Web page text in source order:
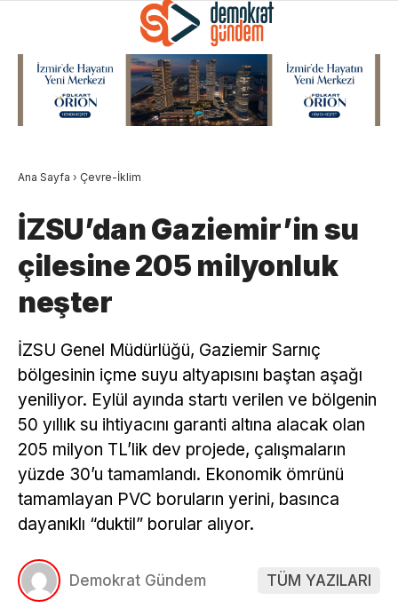
Ana Sayfa › Çevre-İklim
İZSU’dan Gaziemir’in su
çilesine 205 milyonluk
neşter
İZSU Genel Müdürlüğü, Gaziemir Sarnıç
bölgesinin içme suyu altyapısını baştan aşağı
yeniliyor. Eylül ayında startı verilen ve bölgenin
50 yıllık su ihtiyacını garanti altına alacak olan
205 milyon TL’lik dev projede, çalışmaların
yüzde 30’u tamamlandı. Ekonomik ömrünü
tamamlayan PVC boruların yerini, basınca
dayanıklı “duktil” borular alıyor.
Demokrat Gündem TÜM YAZILARI